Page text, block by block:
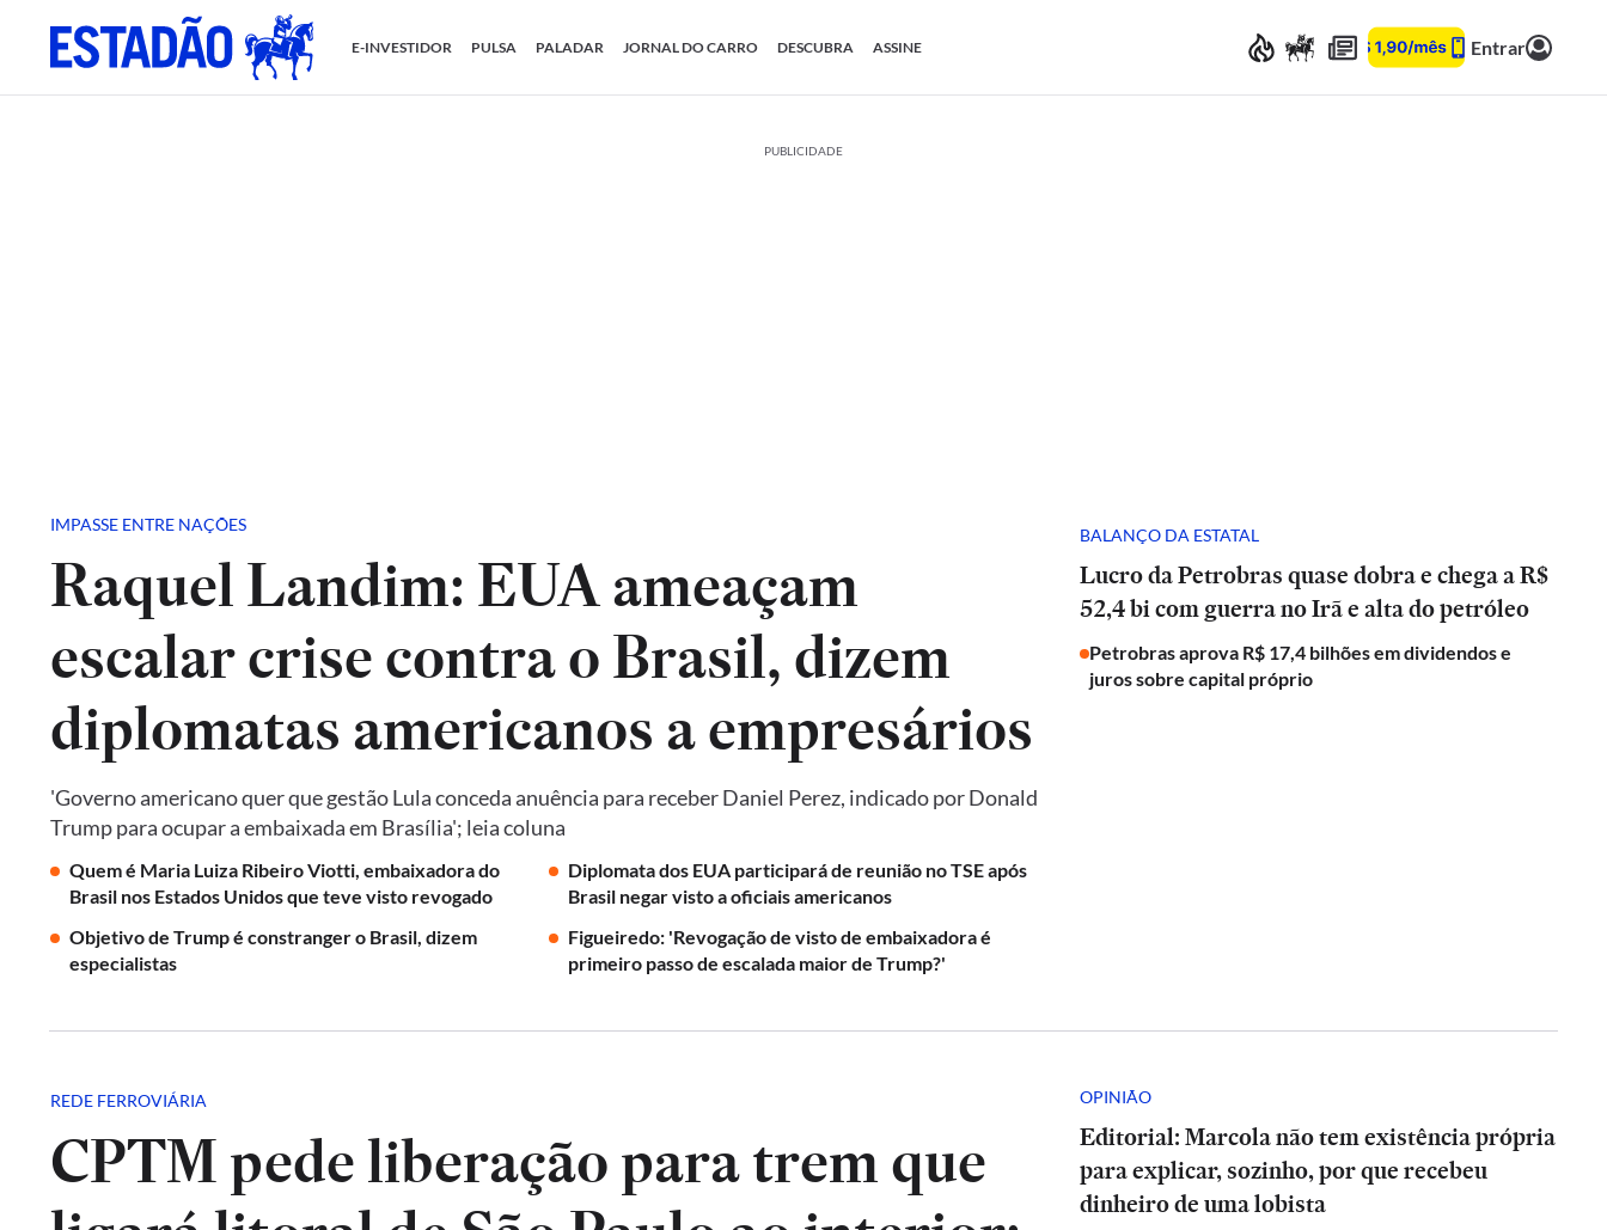
E-INVESTIDOR PULSA PALADAR JORNAL DO CARRO DESCUBRA ASSINE Entrar
PUBLICIDADE
IMPASSE ENTRE NAÇÕES
Raquel Landim: EUA ameaçam
escalar crise contra o Brasil, dizem
diplomatas americanos a empresários
'Governo americano quer que gestão Lula conceda anuência para receber Daniel Perez, indicado por Donald
Trump para ocupar a embaixada em Brasília'; leia coluna
Quem é Maria Luiza Ribeiro Viotti, embaixadora do
Brasil nos Estados Unidos que teve visto revogado
Diplomata dos EUA participará de reunião no TSE após
Brasil negar visto a oficiais americanos
Objetivo de Trump é constranger o Brasil, dizem
especialistas
Figueiredo: 'Revogação de visto de embaixadora é
primeiro passo de escalada maior de Trump?'
BALANÇO DA ESTATAL
Lucro da Petrobras quase dobra e chega a R$
52,4 bi com guerra no Irã e alta do petróleo
Petrobras aprova R$ 17,4 bilhões em dividendos e
juros sobre capital próprio
REDE FERROVIÁRIA
CPTM pede liberação para trem que
OPINIÃO
Editorial: Marcola não tem existência própria
para explicar, sozinho, por que recebeu
dinheiro de uma lobista